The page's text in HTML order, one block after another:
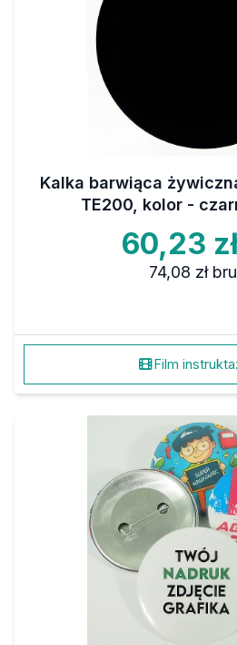
Kalka barwiąca
TE200, kolor -
60,23
74,08 zł
Film